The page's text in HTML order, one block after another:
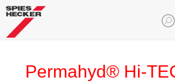
Permahyd® Hi-